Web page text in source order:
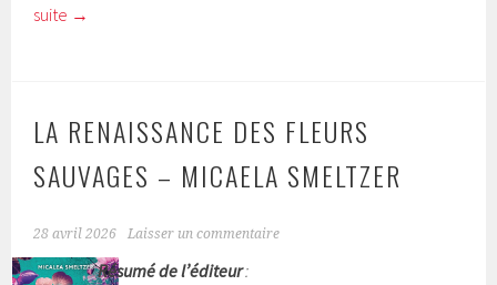
suite →
LA RENAISSANCE DES FLEURS
SAUVAGES – MICAELA SMELTZER
28 avril 2026 Laisser un commentaire
Résumé de l’éditeur: